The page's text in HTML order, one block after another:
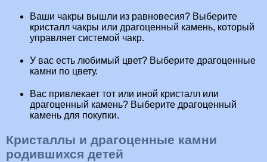
Ваши чакры вышли из равновесия? Выберите
кристалл чакры или драгоценный камень, который
управляет системой чакр.
У вас есть любимый цвет? Выберите драгоценные
камни по цвету.
Вас привлекает тот или иной кристалл или
драгоценный камень? Выберите драгоценный
камень для покупки.
Кристаллы и драгоценные камни
родившихся детей